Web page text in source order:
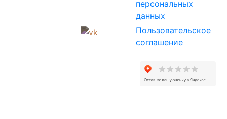
персональных
данных
Пользовательское
соглашение